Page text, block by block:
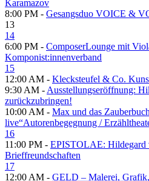
Karamazov
8:00 PM - Gesangsduo VOICE &
13
14
6:00 PM - ComposerLounge mit
Komponist:innenverband
15
12:00 AM - Klecksteufel & Co.
9:30 AM - Ausstellungseröffnung:
zurückzubringen!
10:00 AM - Max und das
live“Autorenbegegnung /
16
11:00 PM - EPISTOLAE: Hildegard
Brieffreundschaften
17
12:00 AM - GELD – Malerei,